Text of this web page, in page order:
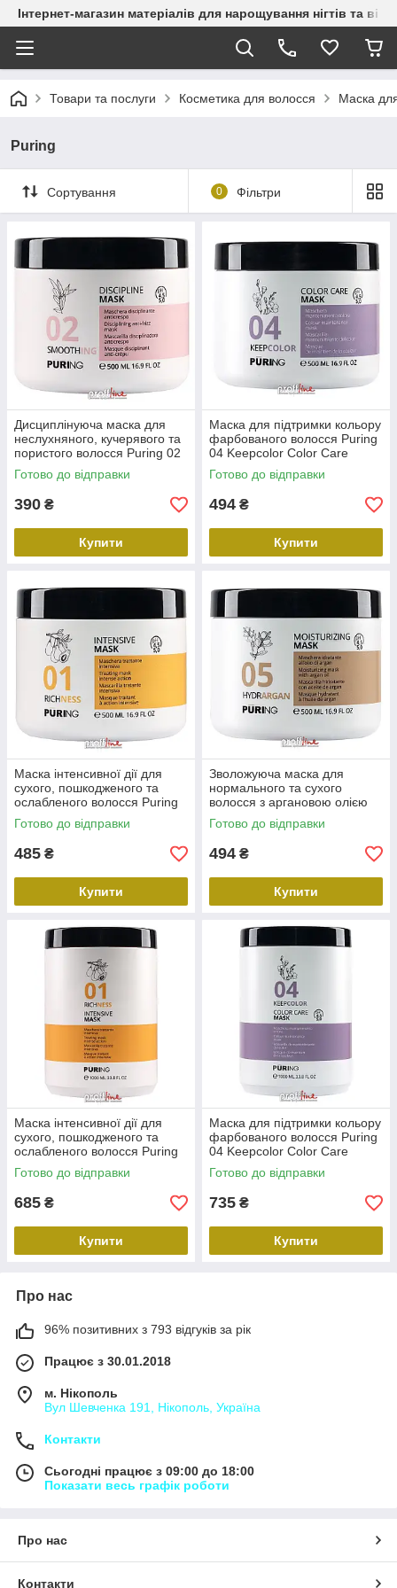
Інтернет-магазин матеріалів для нарощування нігтів та вій
Товари та послуги Косметика для волосся Маска
Puring
Сортування 0 Фільтри
Дисциплінуюча маска для
неслухняного, кучерявого та
пористого волосся Puring 02
Smooting Discipline Mask, 500
мл
Готово до відправки
390 ₴
Купити
Маска для підтримки кольору
фарбованого волосся Puring
04 Keepcolor Color Care
Mask, 500 мл
Готово до відправки
494 ₴
Купити
Маска інтенсивної дії для
сухого, пошкодженого та
ослабленого волосся Puring
01 Richness Intensive Mask,
500 мл
Готово до відправки
485 ₴
Купити
Зволожуюча маска для
нормального та сухого
волосся з аргановою олією
Puring 05 Hydrargan
Moisturizing Mask, 500 мл
Готово до відправки
494 ₴
Купити
Маска інтенсивної дії для
сухого, пошкодженого та
ослабленого волосся Puring
01 Richness Intensive Mask,
1000 мл
Готово до відправки
685 ₴
Купити
Маска для підтримки кольору
фарбованого волосся Puring
04 Keepcolor Color Care
Mask, 1000 мл
Готово до відправки
735 ₴
Купити
Про нас
96% позитивних з 793 відгуків за рік
Працює з 30.01.2018
м. Нікополь
Вул Шевченка 191, Нікополь, Україна
Контакти
Сьогодні працює з 09:00 до 18:00
Показати весь графік роботи
Про нас
Контакти